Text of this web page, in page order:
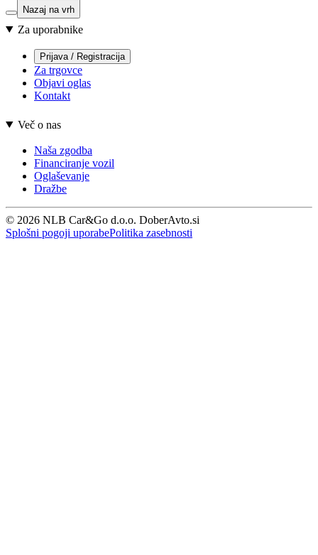
Nazaj na vrh
Za uporabnike
Prijava / Registracija
Za trgovce
Objavi oglas
Kontakt
Več o nas
Naša zgodba
Financiranje vozil
Oglaševanje
Dražbe
© 2026 NLB Car&Go d.o.o. DoberAvto.si
Splošni pogoji uporabePolitika zasebnosti